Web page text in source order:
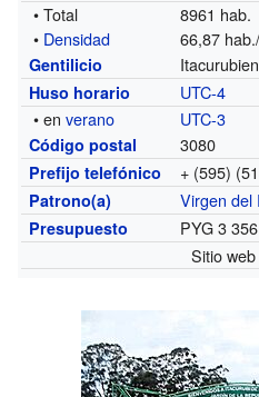
• Total
8961 hab.
• Densidad 66,87
Gentilicio
Huso horario
UTC-4
• enverano UTC-3
Código postal 3080
Prefijo telefónico + (595)
Patrono(a) Virgen del
Presupuesto
PYG 3
Sitio